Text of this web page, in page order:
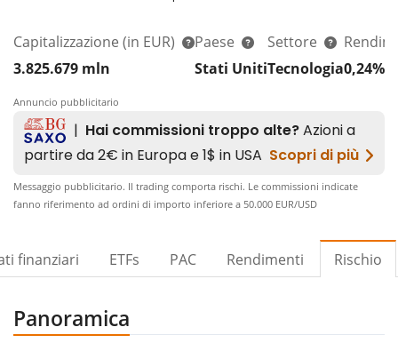
Capitalizzazione (in EUR)
3.825.679 mln
Paese
Stati Uniti
Settore
Tecnologia0,24%
Annuncio pubblicitario
Messaggio pubblicitario. Il trading comporta rischi. Le commissioni indicate
fanno riferimento ad ordini di importo inferiore a 50.000 EUR/USD​
finanziari ETFs PAC Rendimenti Rischio
Panoramica